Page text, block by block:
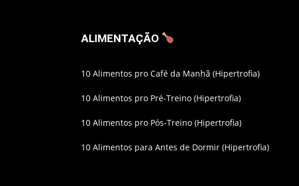
ALIMENTAÇÃO
10 Alimentos pro Café da Manhã (Hipertrofia)
10 Alimentos pro Pré-Treino (Hipertrofia)
10 Alimentos pro Pós-Treino (Hipertrofia)
10 Alimentos para Antes de Dormir (Hipertrofia)